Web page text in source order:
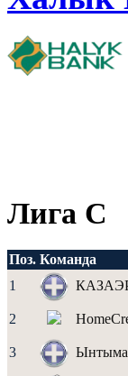
Лига С
Поз. Команда
1
2
3